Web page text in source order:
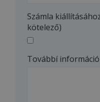
Számla
kötelező)
Továbbí